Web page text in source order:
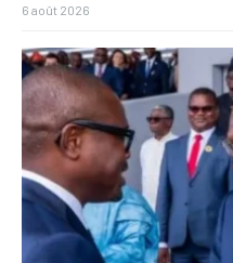
6 août 2026